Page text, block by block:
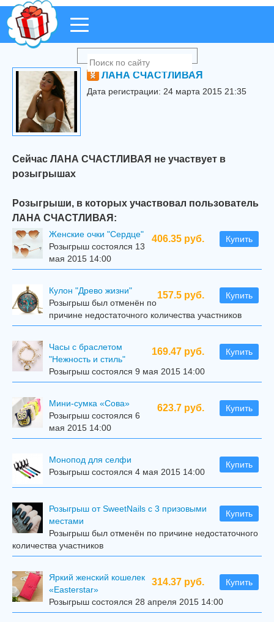
ЛАНА СЧАСТЛИВАЯ
Дата регистрации: 24 марта 2015 21:35
Сейчас ЛАНА СЧАСТЛИВАЯ не участвует в
розыгрышах
Розыгрыши, в которых участвовал пользователь
ЛАНА СЧАСТЛИВАЯ:
406.35 руб. Купить
Женские очки "Сердце"
Розыгрыш состоялся 13
мая 2015 14:00
157.5 руб. Купить
Кулон "Древо жизни"
Розыгрыш был отменён по
причине недостаточного количества участников
169.47 руб. Купить
Часы с браслетом
"Нежность и стиль"
Розыгрыш состоялся 9 мая 2015 14:00
623.7 руб. Купить
Мини-сумка «Сова»
Розыгрыш состоялся 6
мая 2015 14:00
Купить
Mонопод для селфи
Розыгрыш состоялся 4 мая 2015 14:00
Купить
Розыгрыш от SweetNails с 3 призовыми
местами
Розыгрыш был отменён по причине недостаточного
количества участников
314.37 руб. Купить
Яркий женский кошелек
«Easterstar»
Розыгрыш состоялся 28 апреля 2015 14:00